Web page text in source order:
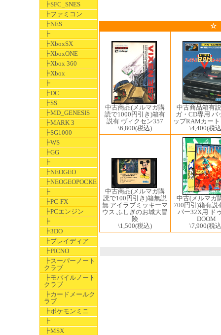
┣SFC_SNES
┣ファミコン
┣NES
┣
┣XboxSX
┣XboxONE
┣Xbox 360
┣Xbox
┣
┣DC
┣SS
┣MD_GENESIS
┣MARK 3
┣SG1000
┣WS
┣GG
┣
┣NEOGEO
┣NEOGEOPOCKET
┣
┣PC-FX
┣PCエンジン
┣
┣3DO
┣プレイディア
┣PICNO
┣スーパーノート
クラブ
┣モバイルノート
クラブ
┣カードメールク
ラブ
┣ポケモンミニ
┣
┣MSX
☆
中古商品(メルマガ購
読で1000円引き)箱有
説有 ヴィクセン357
\6,800(税込)
中古商品箱有
ガ・CD専用 バ
ップRAMカー
\4,400(税
中古商品(メルマガ購
読で100円引き)箱無説
無 アイラブミッキーマ
ウス ふしぎのお城大冒
険
\1,500(税込)
中古(メルマガ
700円引)箱有説
パー32X用 ド
DOOM
\7,900(税